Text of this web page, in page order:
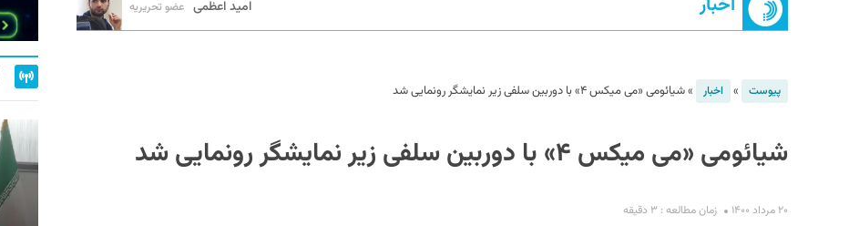
امید اعظمی عضو تحریریه
پیوست » اخبار »شیائومی «می میکس ۴» با دوربین سلفی زیر نمایشگر رونمایی شد
شیائومی «می میکس ۴» با دوربین سلفی زیر نمایشگر رونمایی شد
۲۰ مرداد ۱۴۰۰ زمان مطالعه : ۳ دقیقه